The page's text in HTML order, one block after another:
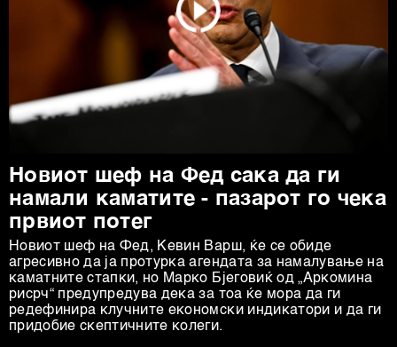
Новиот шеф на Фед сака да ги
намали каматите - пазарот го чека
првиот потег
Новиот шеф на Фeд, Кевин Варш, ќе се обиде
агресивно да ја протурка агендата за намалување на
каматните стапки, но Марко Бјеговиќ од „Аркомина
рисрч“ предупредува дека за тоа ќе мора да ги
редефинира клучните економски индикатори и да ги
придобие скептичните колеги.